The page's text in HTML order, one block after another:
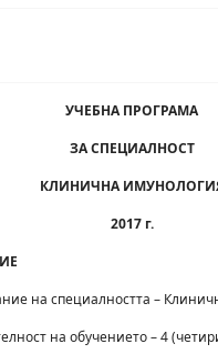
УЧЕБНА ПРОГРАМА
ЗА СПЕЦИАЛНОСТ
КЛИНИЧНА
2017 г.
на специалността –
на обучението – 4